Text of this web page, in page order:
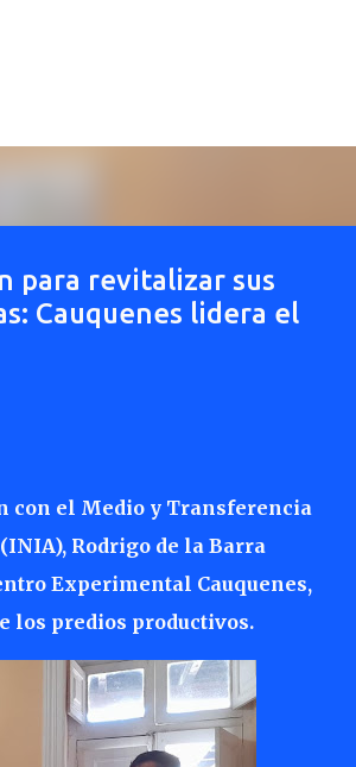
para revitalizar sus
Cauquenes lidera el
con el Medio y Transferencia
Rodrigo de la Barra
Experimental Cauquenes,
los predios productivos.